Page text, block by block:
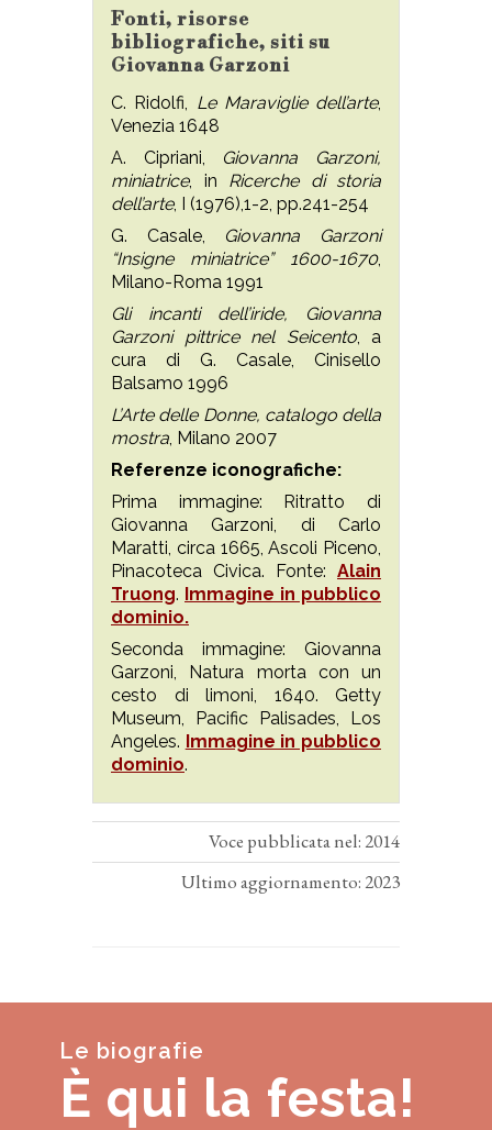
Fonti, risorse
bibliografiche, siti su
Giovanna Garzoni
C. Ridolfi, Le Maraviglie dell’arte,
Venezia 1648
A. Cipriani, Giovanna Garzoni,
miniatrice, in Ricerche di storia
dell’arte, I (1976),1-2, pp.241-254
G. Casale, Giovanna Garzoni
“Insigne miniatrice” 1600-1670,
Milano-Roma 1991
Gli incanti dell’iride, Giovanna
Garzoni pittrice nel Seicento, a
cura di G. Casale, Cinisello
Balsamo 1996
L’Arte delle Donne, catalogo della
mostra , Milano 2007
Referenze iconografiche:
Prima immagine: Ritratto di
Giovanna Garzoni, di Carlo
Maratti, circa 1665, Ascoli Piceno,
Pinacoteca Civica. Fonte: Alain
Truong. Immagine in pubblico
dominio.
Seconda immagine: Giovanna
Garzoni, Natura morta con un
cesto di limoni, 1640. Getty
Museum, Pacific Palisades, Los
Angeles. Immagine in pubblico
dominio.
Voce pubblicata nel: 2014
Ultimo aggiornamento: 2023
Le biografie
È qui la festa!